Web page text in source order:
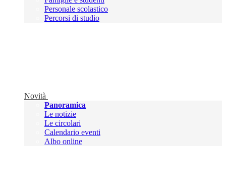
Personale scolastico
Percorsi di studio
Novità
Panoramica
Le notizie
Le circolari
Calendario eventi
Albo online